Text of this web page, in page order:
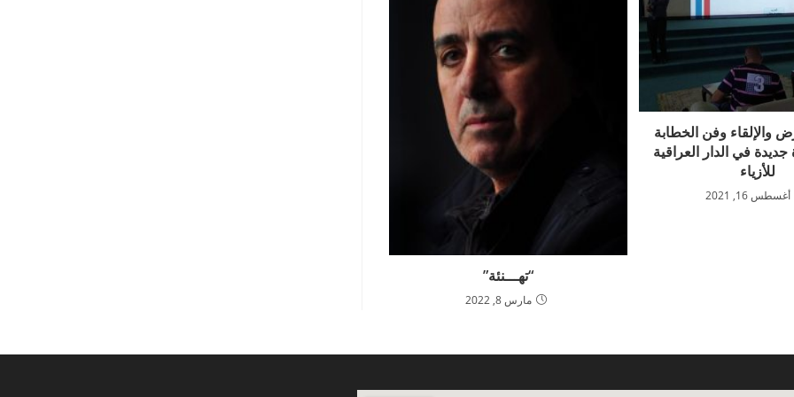
“تهـــنئة”
مارس 8, 2022
والإلقاء وفن الخطابة
في الدار العراقية
للأزياء
أغسطس 16, 2021